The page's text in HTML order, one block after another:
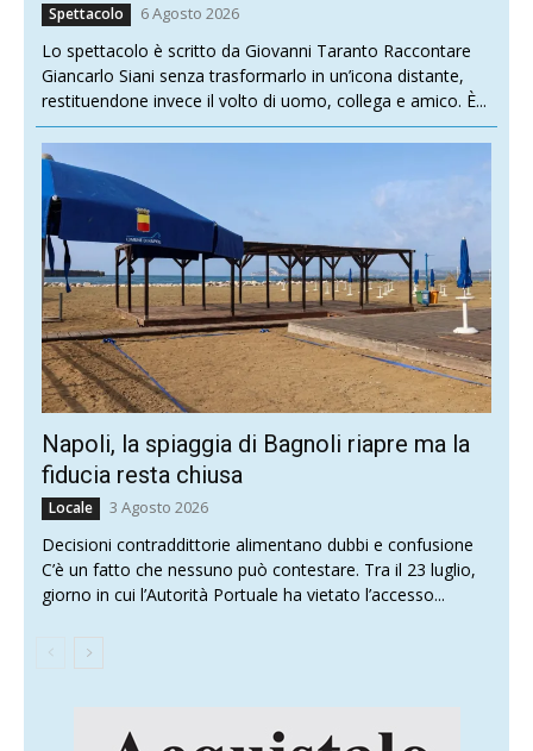
Spettacolo 6 Agosto 2026
Lo spettacolo è scritto da Giovanni Taranto Raccontare
Giancarlo Siani senza trasformarlo in un’icona distante,
restituendone invece il volto di uomo, collega e amico. È...
Napoli, la spiaggia di Bagnoli riapre ma la
fiducia resta chiusa
Locale 3 Agosto 2026
Decisioni contraddittorie alimentano dubbi e confusione
C’è un fatto che nessuno può contestare. Tra il 23 luglio,
giorno in cui l’Autorità Portuale ha vietato l’accesso...